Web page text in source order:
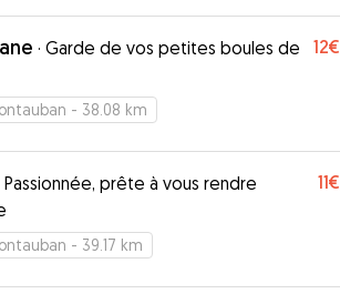
· Garde de vos petites boules de
12€
- 38.08 km
Passionnée, prête à vous rendre
11€
- 39.17 km